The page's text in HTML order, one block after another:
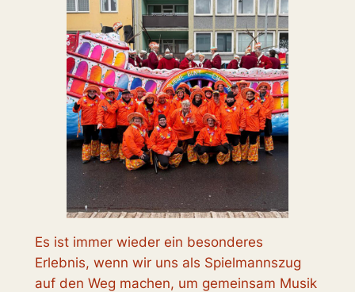
Es ist immer wieder ein besonderes
Erlebnis, wenn wir uns als Spielmannszug
auf den Weg machen, um gemeinsam Musik